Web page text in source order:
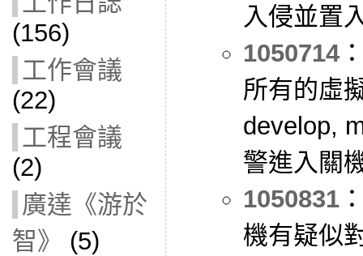
(156)
工作會議
(22)
工程會議
(2)
廣達《游於
智》
(5)
入侵並置
1050714
所有的虛
develop,
警進入關
1050831
機有疑似